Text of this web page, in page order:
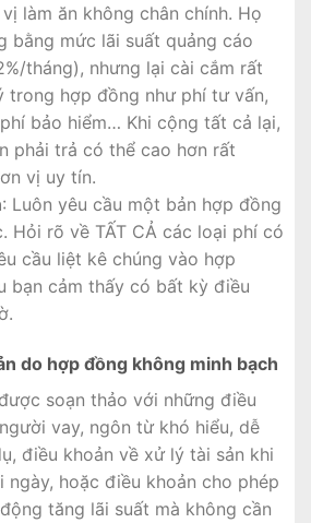
làm ăn không chân chính. Họ
bằng mức lãi suất quảng cáo
tháng), nhưng lại cài cắm rất
trong hợp đồng như phí tư vấn,
bảo hiểm… Khi cộng tất cả lại,
phải trả có thể cao hơn rất
vị uy tín.
: Luôn yêu cầu một bản hợp đồng
Hỏi rõ về TẤT CẢ các loại phí có
cầu liệt kê chúng vào hợp
bạn cảm thấy có bất kỳ điều
do hợp đồng không minh bạch
soạn thảo với những điều
vay, ngôn từ khó hiểu, dễ
điều khoản về xử lý tài sản khi
ngày, hoặc điều khoản cho phép
tăng lãi suất mà không cần